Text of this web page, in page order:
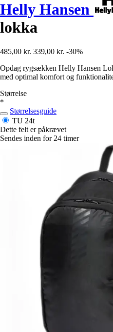
Helly Hansen
lokka
485,00 kr. 339,00 kr. -30%
Opdag rygsækken Helly Hansen
med optimal komfort og
Størrelse
*
Størrelsesguide
TU 24t
Dette felt er påkrævet
Sendes inden for 24 timer